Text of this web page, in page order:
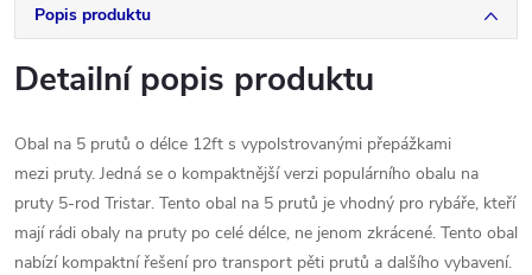
Popis produktu
Detailní popis produktu
Obal na 5 prutů o délce 12ft s vypolstrovanými přepážkami
mezi pruty. Jedná se o kompaktnější verzi populárního obalu na
pruty 5-rod Tristar. Tento obal na 5 prutů je vhodný pro rybáře, kteří
mají rádi obaly na pruty po celé délce, ne jenom zkrácené. Tento obal
nabízí kompaktní řešení pro transport pěti prutů a dalšího vybavení.